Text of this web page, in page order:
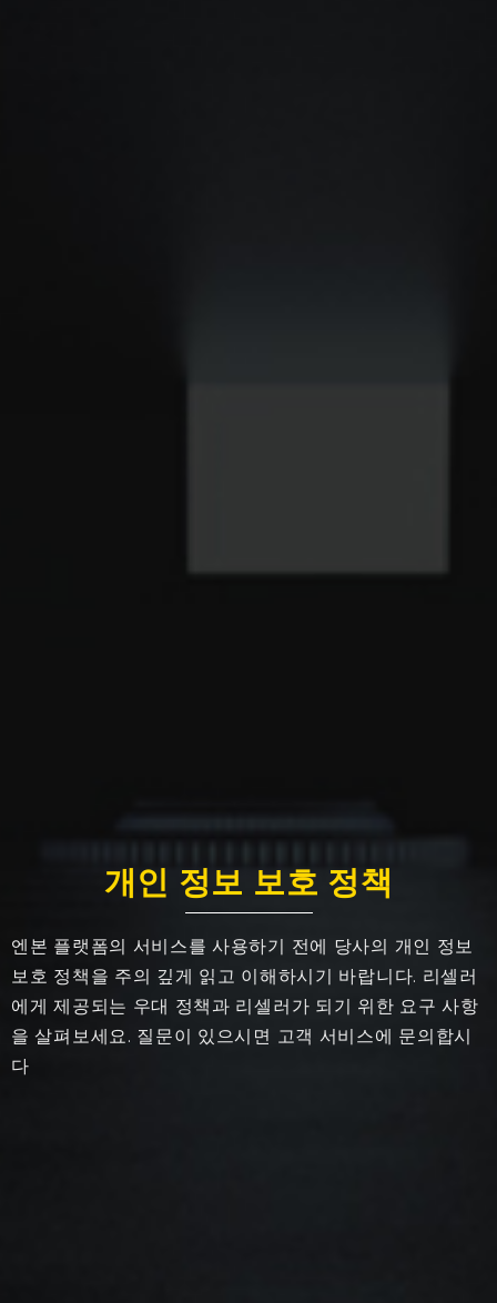
개인 정보 보호 정책
엔본 플랫폼의 서비스를 사용하기 전에 당사의 개인 정보
보호 정책을 주의 깊게 읽고 이해하시기 바랍니다. 리셀러
에게 제공되는 우대 정책과 리셀러가 되기 위한 요구 사항
을 살펴보세요. 질문이 있으시면 고객 서비스에 문의합시
다